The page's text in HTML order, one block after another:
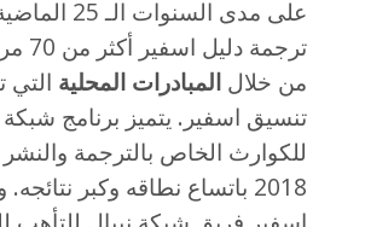
على مدى السنوات
من خلالالمبادرات المحلية التي
تنسيق اسفير. يتميز برنامج شبكة
للكوارث الخاص بالترجمة والنشر
2018 باتساع نطاقه وكبر